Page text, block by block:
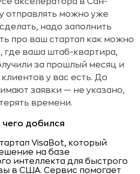
акселератора в Сан-
отправлять можно уже
надо заполнить
про ваш стартап как можно
где ваша штаб-квартира,
за прошлый месяц и
у вас есть. До
заявки — не указано,
времени.
добился
VisaBot, который
на базе
интеллекта для быстрого
в США. Сервис помогает